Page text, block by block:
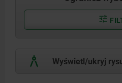
Wyświetl/ukryj